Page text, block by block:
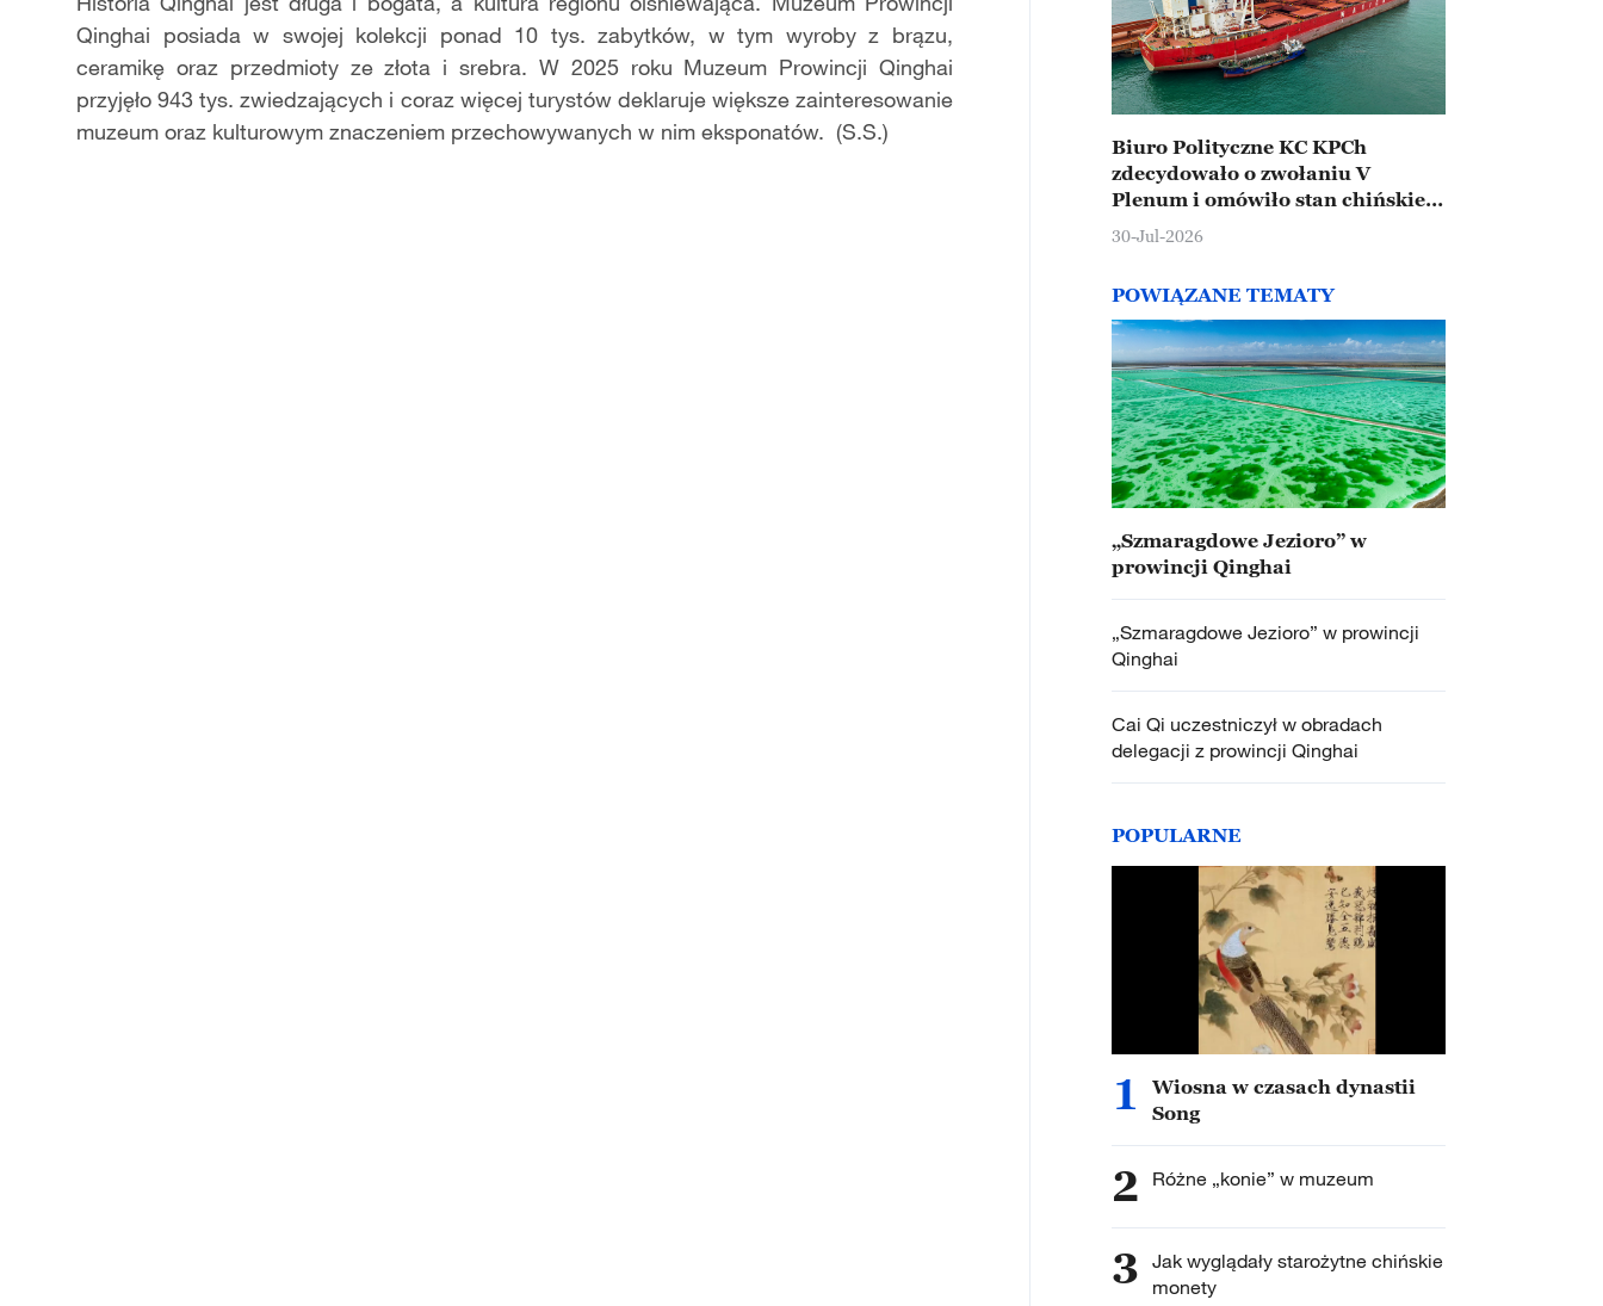
Qinghai posiada w swojej kolekcji ponad 10 tys. zabytków, w tym wyroby z brązu,
ceramikę oraz przedmioty ze złota i srebra. W 2025 roku Muzeum Prowincji Qinghai
przyjęło 943 tys. zwiedzających i coraz więcej turystów deklaruje większe zainteresowanie
muzeum oraz kulturowym znaczeniem przechowywanych w nim eksponatów. (S.S.)
Biuro Polityczne KC KPCh
zdecydowało o zwołaniu V
Plenum i omówiło stan chińskiej
gospodarki
30-Jul-2026
POWIĄZANE TEMATY
„Szmaragdowe Jezioro” w
prowincji Qinghai
„Szmaragdowe Jezioro” w prowincji
Qinghai
Cai Qi uczestniczył w obradach
delegacji z prowincji Qinghai
POPULARNE
1
Wiosna w czasach dynastii
Song
2 Różne „konie” w muzeum
3 Jak wyglądały starożytne chińskie
monety